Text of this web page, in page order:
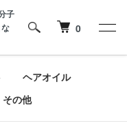
子
0
ヘアオイル
その他